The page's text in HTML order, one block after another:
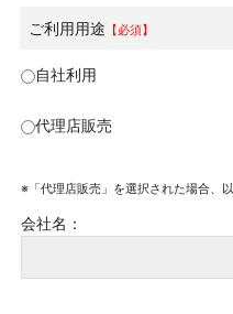
ご利用用途 【必須】
自社利用
代理店販売
※「代理店販売」を選択された場合、
会社名：